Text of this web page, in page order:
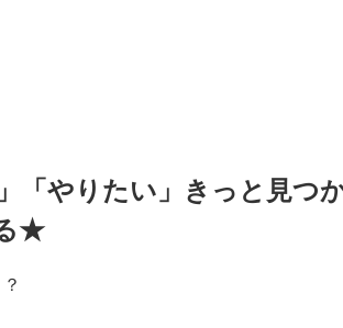
「やりたい」きっと見つ
★